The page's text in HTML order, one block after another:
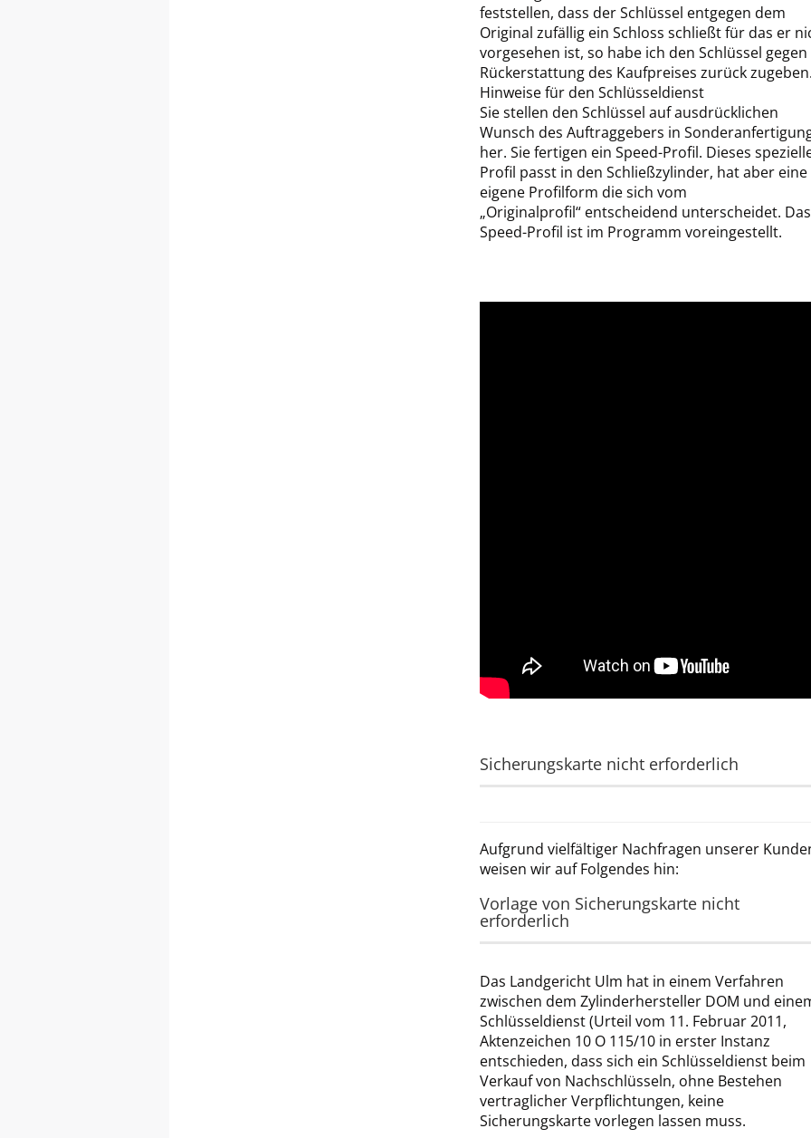
feststellen, dass der Schlüssel entgegen dem
Original zufällig ein Schloss schließt für das er
vorgesehen ist, so habe ich den Schlüssel gegen
Rückerstattung des Kaufpreises zurück
Hinweise für den Schlüsseldienst
Sie stellen den Schlüssel auf ausdrücklichen
Wunsch des Auftraggebers in
her. Sie fertigen ein Speed-Profil. Dieses
Profil passt in den Schließzylinder, hat aber eine
eigene Profilform die sich vom
„Originalprofil“ entscheidend unterscheidet. Das
Speed-Profil ist im Programm voreingestellt.
Sicherungskarte nicht erforderlich
Aufgrund vielfältiger Nachfragen unserer
weisen wir auf Folgendes hin:
Vorlage von Sicherungskarte nicht
erforderlich
Das Landgericht Ulm hat in einem Verfahren
zwischen dem Zylinderhersteller DOM und
Schlüsseldienst (Urteil vom 11. Februar 2011,
Aktenzeichen 10 O 115/10 in erster Instanz
entschieden, dass sich ein Schlüsseldienst beim
Verkauf von Nachschlüsseln, ohne Bestehen
vertraglicher Verpflichtungen, keine
Sicherungskarte vorlegen lassen muss.